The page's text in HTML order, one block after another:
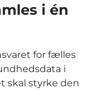
i én
for fælles
i
skal styrke den